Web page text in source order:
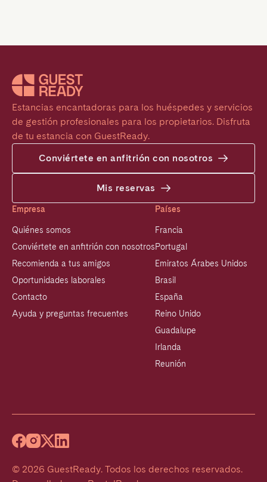
Estancias encantadoras para los huéspedes y servicios
de gestión profesionales para los propietarios. Disfruta
de tu estancia con GuestReady.
Conviértete en anfitrión con nosotros
Mis reservas
Empresa
Quiénes somos
Conviértete en anfitrión con nosotros
Recomienda a tus amigos
Oportunidades laborales
Contacto
Ayuda y preguntas frecuentes
Países
Francia
Portugal
Emiratos Árabes Unidos
Brasil
España
Reino Unido
Guadalupe
Irlanda
Reunión
© 2026 GuestReady. Todos los derechos reservados.